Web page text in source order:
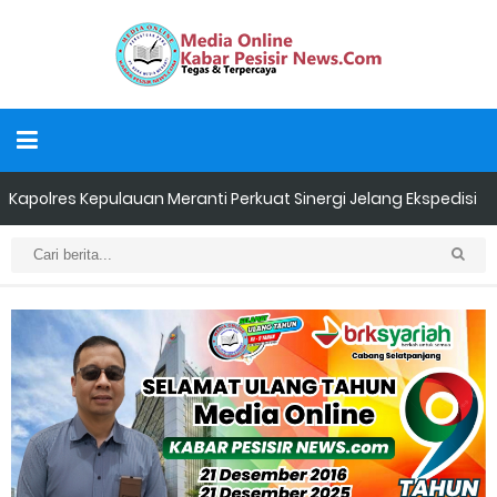
Kapolres Kepulauan Meranti Perkuat Sinergi Jelang Ekspedisi
Teluk Belitung Bagaikan Kota Mati Disaat Listrik Diberlakukan
Pemadaman Secara Bergilir, Mesin 600 kW Diharapkan Jadi
Solusi.
F-PETIR Desak Pemkab Lingga Segera Buka Solusi Tambang